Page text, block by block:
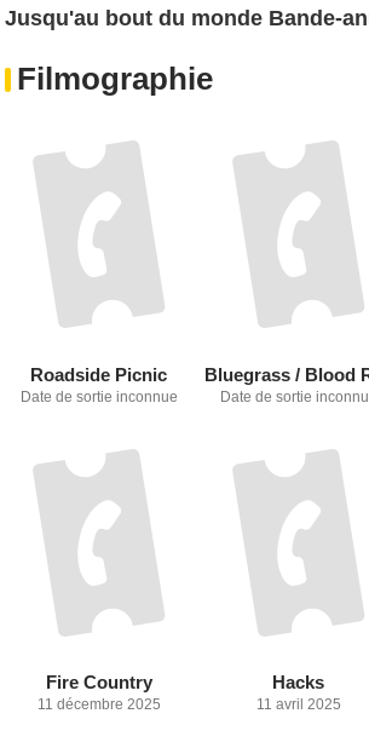
Jusqu'au bout du monde Bande-
Filmographie
Roadside Picnic
Date de sortie inconnue Date de sortie
Fire Country
11 décembre 2025
Hacks
11 avril 2025